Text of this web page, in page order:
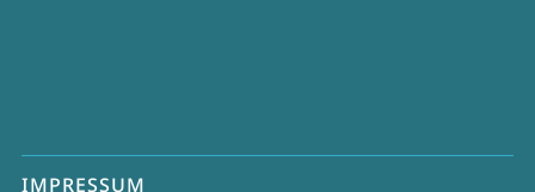
Mobile-
IMPRESSUM